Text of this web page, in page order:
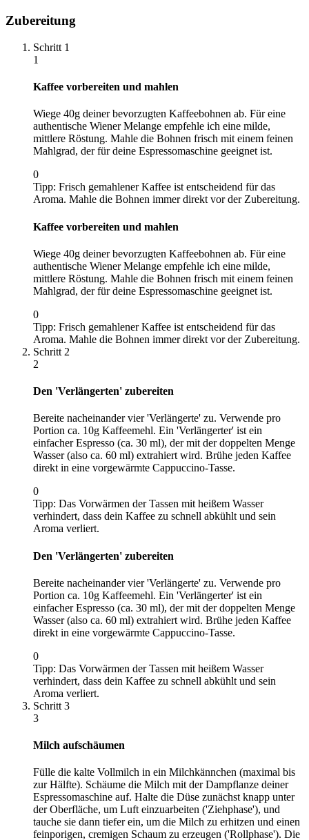
Zubereitung
Schritt 1
1
Kaffee vorbereiten und mahlen
Wiege 40g deiner bevorzugten Kaffeebohnen ab. Für eine
authentische Wiener Melange empfehle ich eine milde,
mittlere Röstung. Mahle die Bohnen frisch mit einem feinen
Mahlgrad, der für deine Espressomaschine geeignet ist.
0
Tipp: Frisch gemahlener Kaffee ist entscheidend für das
Aroma. Mahle die Bohnen immer direkt vor der Zubereitung.
Kaffee vorbereiten und mahlen
Wiege 40g deiner bevorzugten Kaffeebohnen ab. Für eine
authentische Wiener Melange empfehle ich eine milde,
mittlere Röstung. Mahle die Bohnen frisch mit einem feinen
Mahlgrad, der für deine Espressomaschine geeignet ist.
0
Tipp: Frisch gemahlener Kaffee ist entscheidend für das
Aroma. Mahle die Bohnen immer direkt vor der Zubereitung.
Schritt 2
2
Den 'Verlängerten' zubereiten
Bereite nacheinander vier 'Verlängerte' zu. Verwende pro
Portion ca. 10g Kaffeemehl. Ein 'Verlängerter' ist ein
einfacher Espresso (ca. 30 ml), der mit der doppelten Menge
Wasser (also ca. 60 ml) extrahiert wird. Brühe jeden Kaffee
direkt in eine vorgewärmte Cappuccino-Tasse.
0
Tipp: Das Vorwärmen der Tassen mit heißem Wasser
verhindert, dass dein Kaffee zu schnell abkühlt und sein
Aroma verliert.
Den 'Verlängerten' zubereiten
Bereite nacheinander vier 'Verlängerte' zu. Verwende pro
Portion ca. 10g Kaffeemehl. Ein 'Verlängerter' ist ein
einfacher Espresso (ca. 30 ml), der mit der doppelten Menge
Wasser (also ca. 60 ml) extrahiert wird. Brühe jeden Kaffee
direkt in eine vorgewärmte Cappuccino-Tasse.
0
Tipp: Das Vorwärmen der Tassen mit heißem Wasser
verhindert, dass dein Kaffee zu schnell abkühlt und sein
Aroma verliert.
Schritt 3
3
Milch aufschäumen
Fülle die kalte Vollmilch in ein Milchkännchen (maximal bis
zur Hälfte). Schäume die Milch mit der Dampflanze deiner
Espressomaschine auf. Halte die Düse zunächst knapp unter
der Oberfläche, um Luft einzuarbeiten ('Ziehphase'), und
tauche sie dann tiefer ein, um die Milch zu erhitzen und einen
feinporigen, cremigen Schaum zu erzeugen ('Rollphase'). Die